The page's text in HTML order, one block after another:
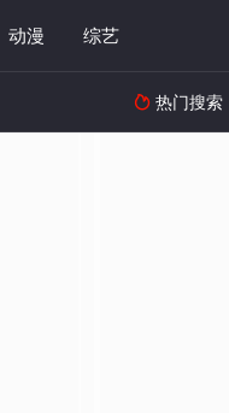
动漫 综艺
 热门搜索